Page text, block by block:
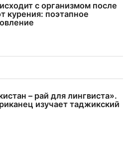
с организмом после
курения: поэтапное
– рай для лингвиста».
изучает таджикский